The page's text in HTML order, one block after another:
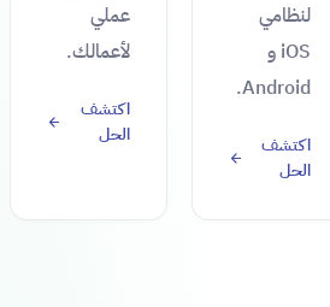
لنظامي
iOS و
Android.
اكتشف
الحل
عملي
لأعمالك.
اكتشف
الحل